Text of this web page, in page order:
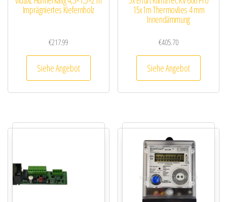
Imprägniertes Kiefernholz
€217.99
Siehe Angebot
15x1m Thermovlies 4 mm
Innendämmung
€405.70
Siehe Angebot